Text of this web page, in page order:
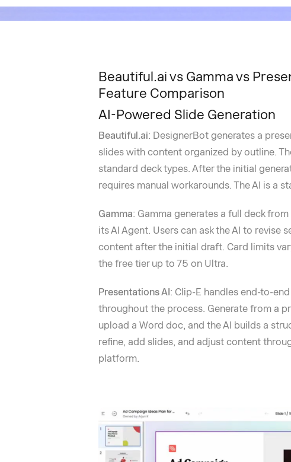
Beautiful.ai vs Gamma vs
Feature Comparison
AI-Powered Slide Generation
Beautiful.ai: DesignerBot generates a
slides with content organized by outline.
standard deck types. After the initial
requires manual workarounds. The AI is a
Gamma: Gamma generates a full deck
its AI Agent. Users can ask the AI to revise
content after the initial draft. Card limits
the free tier up to 75 on Ultra.
Presentations AI: Clip-E handles end-to-
throughout the process. Generate from a
upload a Word doc, and the AI builds a
refine, add slides, and adjust content
platform.